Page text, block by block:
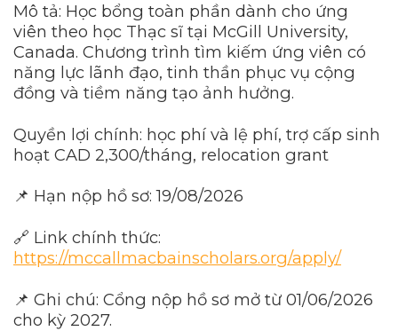
Mô tả: Học bổng toàn phần dành cho ứng
viên theo học Thạc sĩ tại McGill University,
Canada. Chương trình tìm kiếm ứng viên có
năng lực lãnh đạo, tinh thần phục vụ cộng
đồng và tiềm năng tạo ảnh hưởng.
Quyền lợi chính: học phí và lệ phí, trợ cấp sinh
hoạt CAD 2,300/tháng, relocation grant
📌 Hạn nộp hồ sơ: 19/08/2026
🔗 Link chính thức:
https://mccallmacbainscholars.org/apply/
📌 Ghi chú: Cổng nộp hồ sơ mở từ 01/06/2026
cho kỳ 2027.